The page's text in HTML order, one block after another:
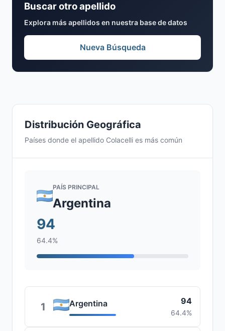
Distribución Geográfica
Países donde el apellido Colacelli es más común
PAÍS PRINCIPAL
Argentina
94
64.4%
1 Argentina 94
64.4%
Buscar otro apellido
Explora más apellidos en nuestra base de datos
Nueva Búsqueda